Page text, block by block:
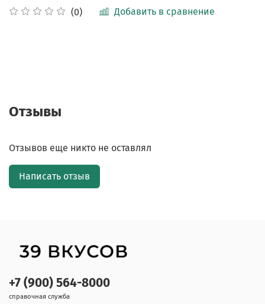
(0) Добавить в сравнение
Отзывы
Отзывов еще никто не оставлял
Написать отзыв
+7 (900) 564-8000
справочная служба